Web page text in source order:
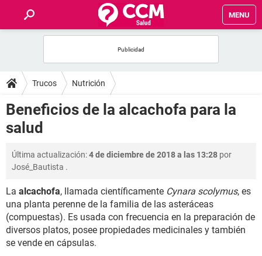
MENU
FOROS
SALUD
FAMILIA
NUTRICIÓN
BIENESTAR
SEXUALIDAD
Trucos Nutrición
Beneficios de la alcachofa para la
salud
Última actualización:4 de diciembre de 2018 a las 13:28 por
José_Bautista .
La alcachofa, llamada científicamente Cynara scolymus, es
una planta perenne de la familia de las asteráceas
(compuestas). Es usada con frecuencia en la preparación de
diversos platos, posee propiedades medicinales y también
se vende en cápsulas.